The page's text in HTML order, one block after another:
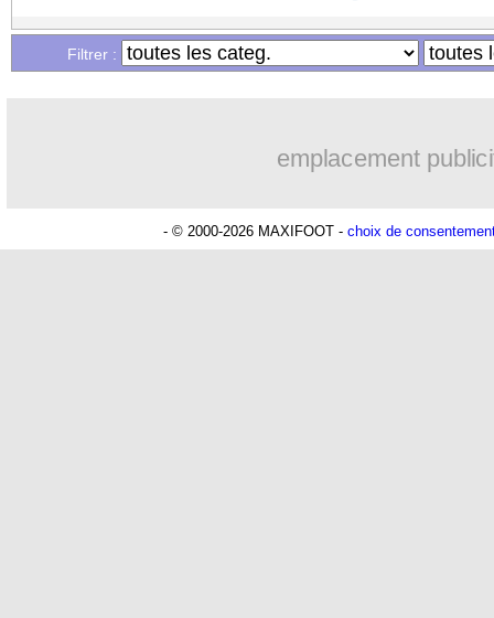
Liste des brèves du dim. 7 juillet 2019
Filtrer :
emplacement
- © 2000-2026 MAXIFOOT - choix de